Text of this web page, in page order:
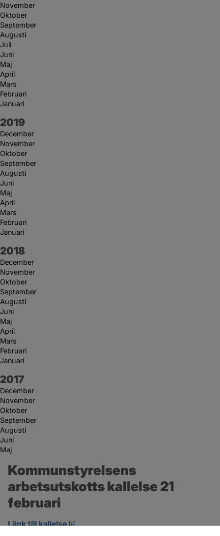
November
Oktober
September
Augusti
Juli
Juni
Maj
April
Mars
Februari
Januari
År:
2019
December
November
Oktober
September
Augusti
Juni
Maj
April
Mars
Februari
Januari
År:
2018
December
November
Oktober
September
Augusti
Juni
Maj
April
Mars
Februari
Januari
År:
2017
December
November
Oktober
September
Augusti
Juni
Maj
Kommunstyrelsens
arbetsutskotts kallelse 21
februari
Länk till kallelse